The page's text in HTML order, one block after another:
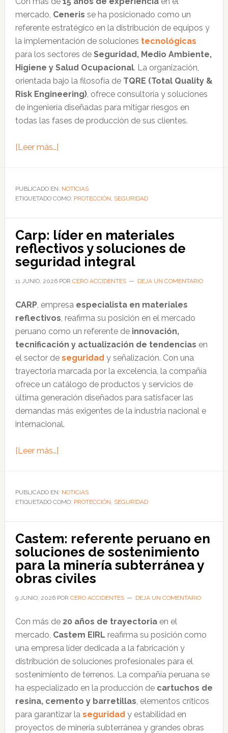
datos
y
tecnología
de
vanguardia
mercado, Ceneris se ha posicionado como un
referente estratégico en la distribución de equipos y
la implementación de soluciones tecnológicas
para los sectores de Seguridad, Medio Ambiente,
Higiene y Salud Ocupacional. La organización,
orientada bajo la filosofía de TQRE (Total Quality &
Risk Engineering), ofrece consultoría y soluciones
de ingeniería diseñadas para mitigar riesgos en
todas las fases de producción de sus clientes.
[Leer más…]acerca
soluciones
integrales
seguridad
industrial
y
el
ambiental
en
el
Perú
PUBLICADO EN: NOTICIAS
ETIQUETADO COMO: PROTECCIÓN, SEGURIDAD
Carp: líder en materiales
reflectivos y soluciones de
seguridad integral
11 JUNIO, 2026POR CERO ACCIDENTES DEJA UN COMENTARIO
CARP, empresa especialista en materiales
reflectivos, reafirma su posición en el mercado
peruano como un referente de innovación,
tecnificación y actualización de tendencias en
el sector de seguridad y señalización. Con una
trayectoria marcada por la excelencia, la compañía
ofrece un catálogo de productos y servicios de
última generación diseñados para satisfacer las
demandas más exigentes de la industria nacional e
internacional.
[Leer más…]acerca
líder
en
y
soluciones
de
seguridad
integral
PUBLICADO EN: NOTICIAS
ETIQUETADO COMO: PROTECCIÓN, SEGURIDAD
Castem: referente peruano en
soluciones de sostenimiento
para la minería subterránea y
obras civiles
9 JUNIO, 2026POR CERO ACCIDENTES DEJA UN COMENTARIO
Con más de 20 años de trayectoriaen el
mercado, Castem EIRL reafirma su posición como
una empresa líder dedicada a la fabricación y
distribución de soluciones profesionales para el
sostenimiento de terrenos. La compañía peruana se
ha especializado en la producción de cartuchos de
resina, cemento y barretillas, elementos críticos
para garantizar la seguridad y estabilidad en
proyectos de minería subterránea y grandes obras